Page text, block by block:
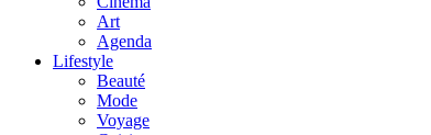
Art
Agenda
Lifestyle
Beauté
Mode
Voyage